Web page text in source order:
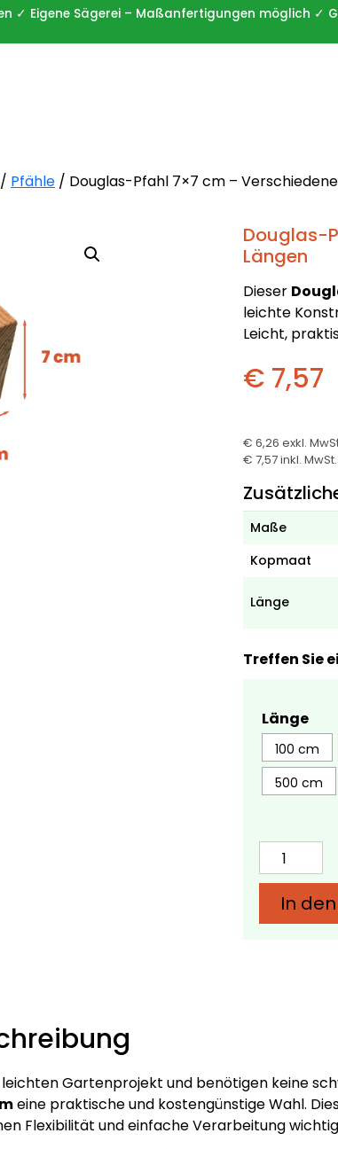
✓ Eigene Sägerei – Maßanfertigungen möglich ✓
/ Pfähle / Douglas-Pfahl 7×7 cm –
Douglas-
Längen
Dieser
leichte
Leicht,
€ 7,57
€ 6,26 exkl.
€ 7,57inkl. MwSt.
Maße
Kopmaat
Länge
Treffen Sie
Länge
100 cm
500 cm
Douglas-
Pfahl
7x7In
Gartenprojekt und benötigen keine
eine praktische und kostengünstige Wahl.
Flexibilität und einfache Verarbeitung